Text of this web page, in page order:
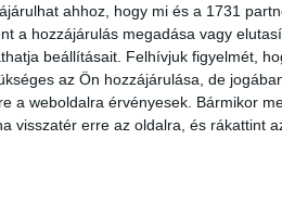
ahhoz, hogy mi és a 1731
a hozzájárulás megadása vagy
beállításait. Felhívjuk figyelmét,
az Ön hozzájárulása, de
a weboldalra érvényesek. Bármikor
visszatér erre az oldalra, és rákattint